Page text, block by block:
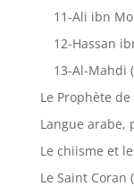
11-Ali ibn
12-Hassan
13-Al-Mahdi
Le Prophète
Langue arabe,
Le chiisme et
Le Saint Coran